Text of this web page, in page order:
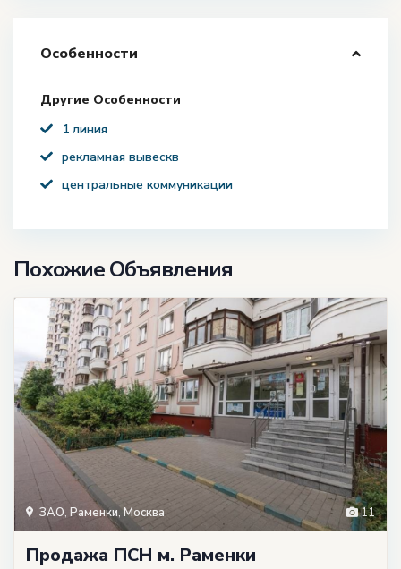
Особенности
Другие Особенности
1 линия
рекламная вывескв
центральные коммуникации
Похожие Объявления
11
ЗАО, Раменки,Москва
Продажа ПСН м. Раменки